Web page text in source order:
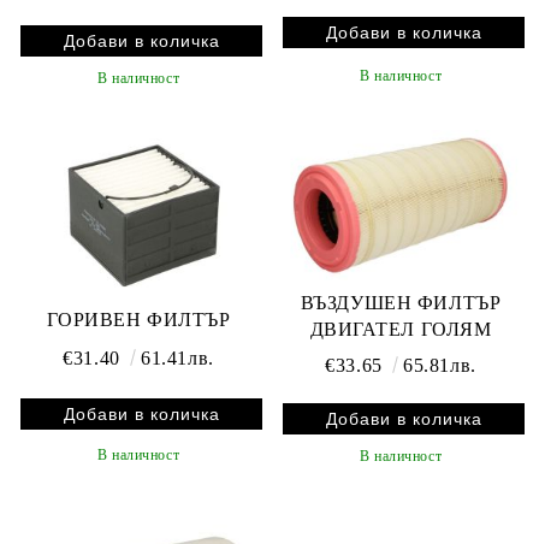
В наличност В наличност
ГОРИВЕН ФИЛТЪР
€31.40
61.41лв.
В наличност
ВЪЗДУШЕН ФИЛТЪР
ДВИГАТЕЛ ГОЛЯM
€33.65
65.81лв.
В наличност